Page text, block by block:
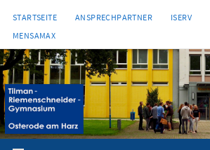
Inhalt
springen
STARTSEITE ANSPRECHPARTNER ISERV
MENSAMAX